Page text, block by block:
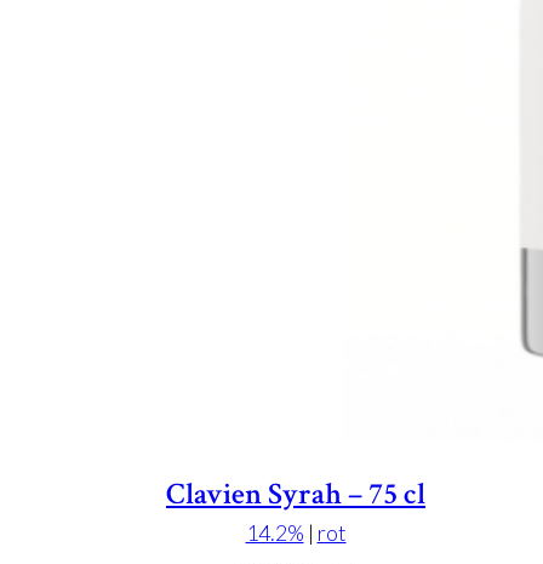
Clavien Syrah – 75 cl
14.2% | rot